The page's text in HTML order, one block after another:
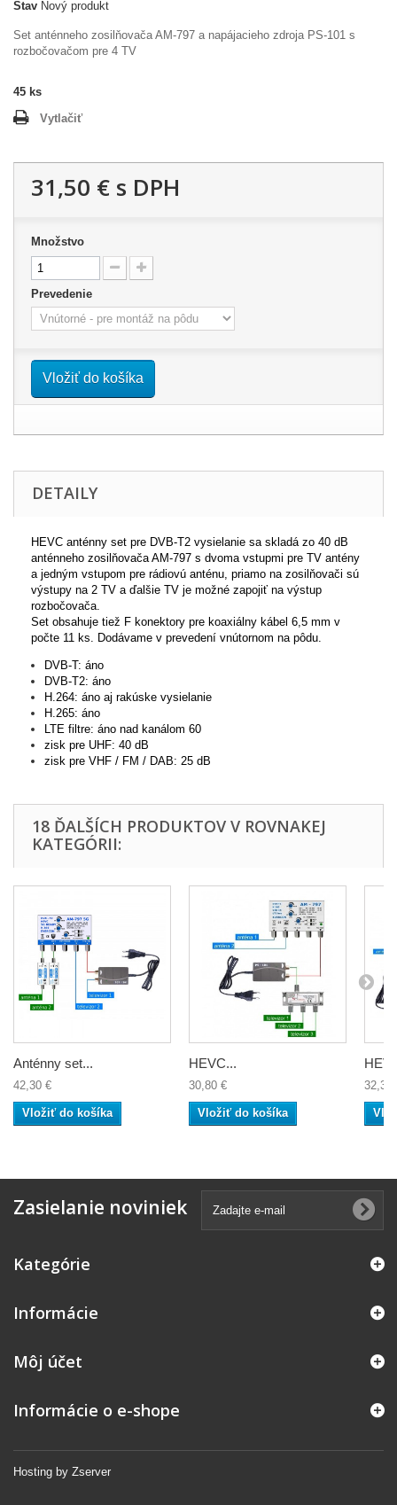
Stav Nový produkt
Set anténneho zosilňovača AM-797 a napájacieho zdroja PS-101 s
rozbočovačom pre 4 TV
45 ks
Vytlačiť
31,50 € s DPH
Množstvo
Prevedenie
Vložiť do košíka
DETAILY
HEVC anténny set pre DVB-T2 vysielanie sa skladá zo 40 dB
anténneho zosilňovača AM-797 s dvoma vstupmi pre TV antény
a jedným vstupom pre rádiovú anténu, priamo na zosilňovači sú
výstupy na 2 TV a ďalšie TV je možné zapojiť na výstup
rozbočovača.
Set obsahuje tiež F konektory pre koaxiálny kábel 6,5 mm v
počte 11 ks. Dodávame v prevedení vnútornom na pôdu.
DVB-T: áno
DVB-T2: áno
H.264: áno aj rakúske vysielanie
H.265: áno
LTE filtre: áno nad kanálom 60
zisk pre UHF: 40 dB
zisk pre VHF / FM / DAB: 25 dB
18 ĎALŠÍCH PRODUKTOV V ROVNAKEJ
KATEGÓRII:
Anténny set...
42,30 €
Vložiť do košíka
HEVC...
30,80 €
Vložiť do košíka
32,30
Zasielanie noviniek
Kategórie
Informácie
Hosting by Zserver
Môj účet
Informácie o e-shope